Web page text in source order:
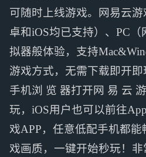
可随时上线游戏。网易云
卓和iOS均已支持）、PC
拟器般体验，支持
游戏方式，无需下载即开
手机浏 览 器打开网 易 云
玩，iOS用户也可以前往
戏APP，任意低配手机都能
戏画质，一键开始秒玩！